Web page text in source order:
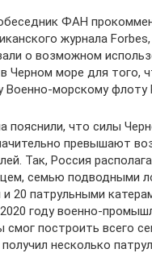
ФАН
журнала
о возможном
Черном море для того,
Военно-морскому флоту
пояснили, что силы
превышают
Так, Россия
семью подводными
20 патрульными
году военно-
смог построить всего
несколько